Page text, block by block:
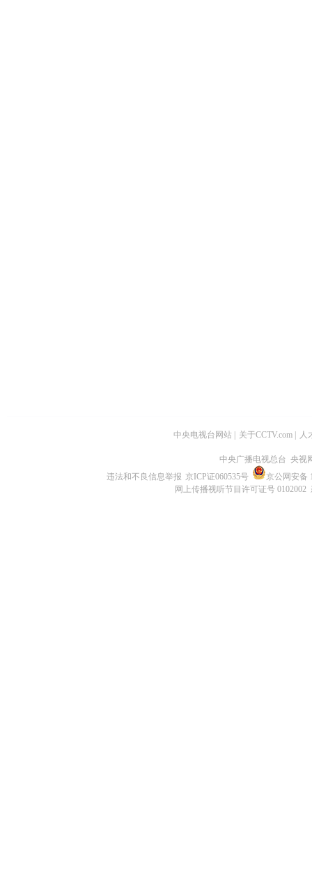
中央电视台网站 关于CCTV.com 人
中央广播电视总台 央视
违法和不良信息举报 京ICP证060535号
京公网安备
网上传播视听节目许可证号 0102002